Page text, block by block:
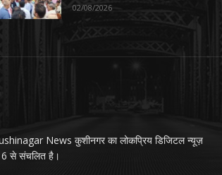
02/08/2026
News कुशीनगर का लोकप्रिय डिजिटल न्यूज़
से संचलित है।